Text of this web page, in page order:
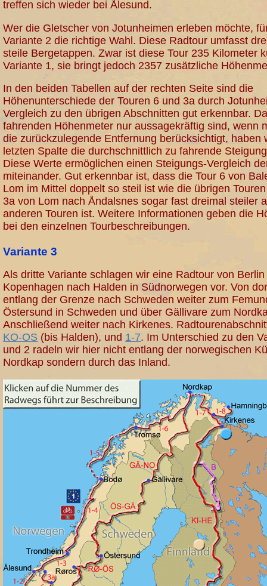
treffen sich wieder bei Ålesund.
Wer die Gletscher von Jotunheimen erleben möchte,
Variante 2 die richtige Wahl. Diese Radtour umfasst
steile Bergetappen. Zwar ist diese Tour 235 Kilometer
Variante 1, sie bringt jedoch 2357 zusätzliche
In den beiden Tabellen auf der rechten Seite sind die
Höhenunterschiede der Touren 6 und 3a durch
Vergleich zu den übrigen Abschnitten gut erkennbar.
fahrenden Höhenmeter nur aussagekräftig sind, wenn
die zurückzulegende Entfernung berücksichtigt, haben
letzten Spalte die durchschnittlich zu fahrende
Diese Werte ermöglichen einen Steigungs-Vergleich
miteinander. Gut erkennbar ist, dass die Tour 6 von
Lom im Mittel doppelt so steil ist wie die übrigen
3a von Lom nach Åndalsnes sogar fast dreimal steiler
anderen Touren ist. Weitere Informationen geben die
bei den einzelnen Tourbeschreibungen.
Variante 3
Als dritte Variante schlagen wir eine Radtour von
Kopenhagen nach Halden in Südnorwegen vor. Von
entlang der Grenze nach Schweden weiter zum
Östersund in Schweden und über Gällivare zum
Anschließend weiter nach Kirkenes.
KO-OS (bis Halden), und 1-7. Im Unterschied zu den
und 2 radeln wir hier nicht entlang der norwegischen
Nordkap sondern durch das Inland.